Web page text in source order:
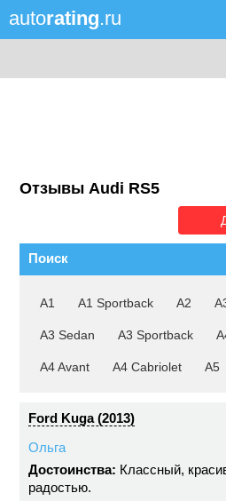
autorating.ru
Отзывы Audi RS5
Поиск
A1 A1 Sportback A2
A3 Sedan A3 Sportback
A4 Avant A4 Cabriolet A5
Ford Kuga (2013)
Ольга
Достоинства: Классный,
радостью.